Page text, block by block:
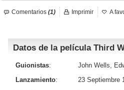
Iniciar sesión
Comentarios (1) Imprimir A
Datos de la película Third
Guionistas:
John Wells,
Lanzamiento:
23 Septiembre